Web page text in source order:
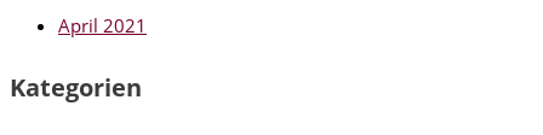
April 2021
Kategorien